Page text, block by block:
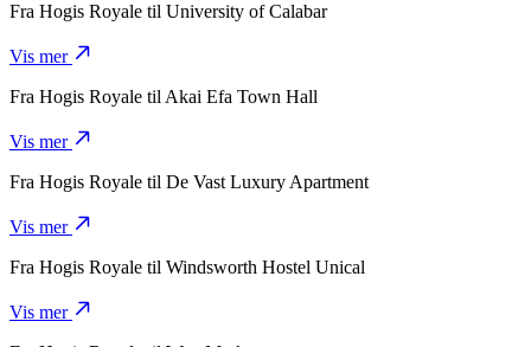
Fra Hogis Royale til University of Calabar
Vis mer
Fra Hogis Royale til Akai Efa Town Hall
Vis mer
Fra Hogis Royale til De Vast Luxury Apartment
Vis mer
Fra Hogis Royale til Windsworth Hostel Unical
Vis mer